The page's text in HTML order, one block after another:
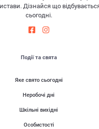
Дізнайся що
сьогодні.
Події та свята
Яке свято сьогодні
Неробочі дні
Шкільні вихідні
Особистості